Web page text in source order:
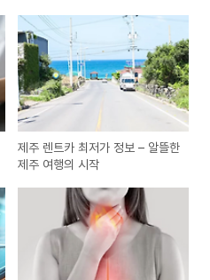
제주 렌트카 최저가 정보 – 알뜰한
제주 여행의 시작